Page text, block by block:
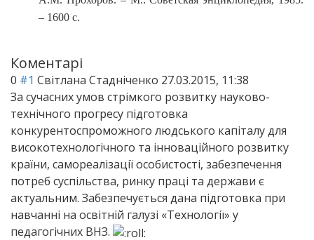
– 1600 с.
Коментарі
0 #1 Світлана Стадніченко 27.03.2015, 11:38
За сучасних умов стрімкого розвитку науково-
технічного прогресу підготовка
конкурентоспроможного людського капіталу для
високотехнологічного та інноваційного розвитку
країни, самореалізації особистості, забезпечення
потреб суспільства, ринку праці та держави є
актуальним. Забезпечується дана підготовка при
навчанні на освітній галузі «Технології» у
педагогічних ВНЗ.